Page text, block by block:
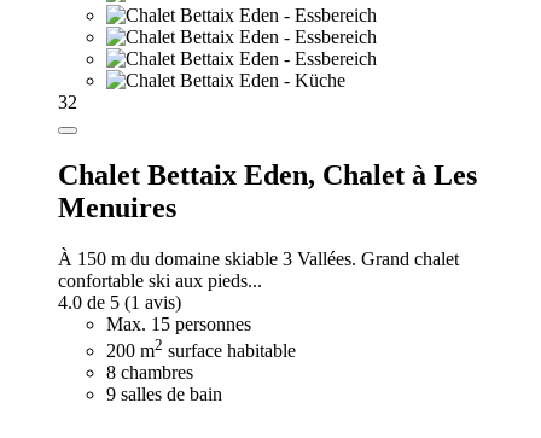
32
Chalet Bettaix Eden, Chalet à Les
Menuires
À 150 m du domaine skiable 3 Vallées. Grand chalet
confortable ski aux pieds...
4.0 de 5 (1 avis)
Max. 15 personnes
200 m2 surface habitable
8 chambres
9 salles de bain